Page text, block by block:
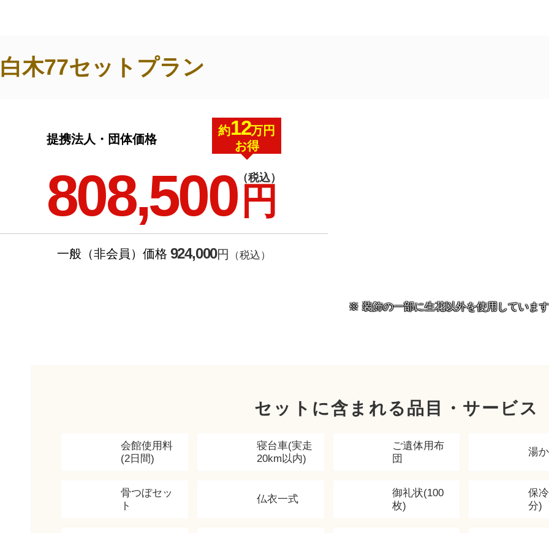
白木77セットプラン
提携法人・団体価格
808,500 円
（税込）
約12万円
お得
一般（非会員）価格 924,000円 （税込）
装飾の一部に生花以外を使用していま
セットに含まれる品目・サービス
会館使用料
(2日間)
寝台車(実走
20km以内)
ご遺体用布
団
湯
骨つぼセッ
ト
仏衣一式
御礼状(100
枚)
保
分)